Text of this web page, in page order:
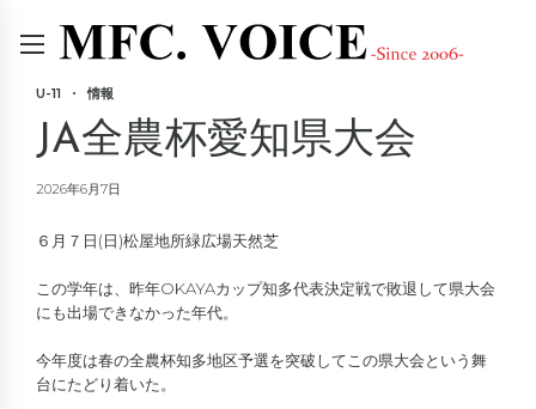
U-11 情報
JA全農杯愛知県大会
2026年6月7日
６月７日(日)松屋地所緑広場天然芝
この学年は、昨年OKAYAカップ知多代表決定戦で敗退して県大会
にも出場できなかった年代。
今年度は春の全農杯知多地区予選を突破してこの県大会という舞
台にたどり着いた。